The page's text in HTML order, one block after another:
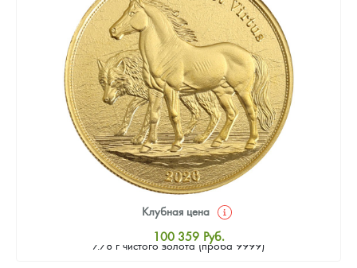
7.78 г чистого золота (проба 9999)
Клубная цена
100 359 Руб.
Стандартная цена